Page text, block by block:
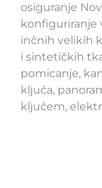
osiguranje
konfiguriranje
inčnih velikih
i sintetičkih
pomicanje,
ključa,
ključem,